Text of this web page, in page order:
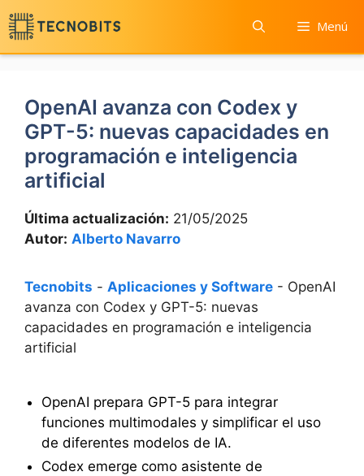
Saltar
al
contenido
Menú
OpenAI avanza con Codex y
GPT-5: nuevas capacidades en
programación e inteligencia
artificial
Última actualización: 21/05/2025
Autor: Alberto Navarro
Tecnobits - Aplicaciones y Software - OpenAI
avanza con Codex y GPT-5: nuevas
capacidades en programación e inteligencia
artificial
OpenAI prepara GPT-5 para integrar
funciones multimodales y simplificar el uso
de diferentes modelos de IA.
Codex emerge como asistente de